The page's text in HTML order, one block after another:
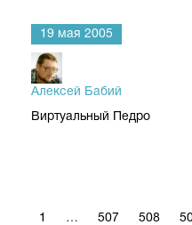
19 мая 2005
Алексей Бабий
Виртуальный Педро
1 … 507 508